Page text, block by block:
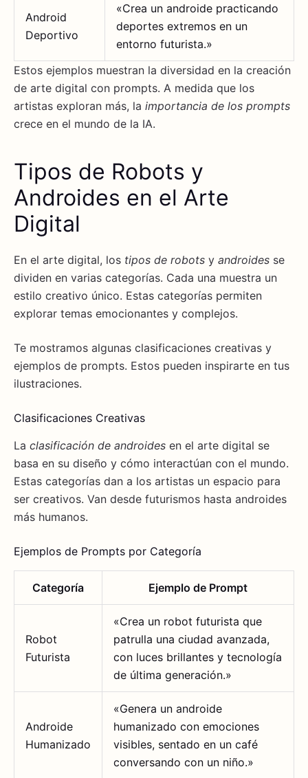
Android
Deportivo
«Crea un androide practicando
deportes extremos en un
entorno futurista.»
Estos ejemplos muestran la diversidad en la creación
de arte digital con prompts. A medida que los
artistas exploran más, la importancia de los prompts
crece en el mundo de la IA.
Tipos de Robots y
Androides en el Arte
Digital
En el arte digital, los tipos de robots y androides se
dividen en varias categorías. Cada una muestra un
estilo creativo único. Estas categorías permiten
explorar temas emocionantes y complejos.
Te mostramos algunas clasificaciones creativas y
ejemplos de prompts. Estos pueden inspirarte en tus
ilustraciones.
Clasificaciones Creativas
La clasificación de androides en el arte digital se
basa en su diseño y cómo interactúan con el mundo.
Estas categorías dan a los artistas un espacio para
ser creativos. Van desde futurismos hasta androides
más humanos.
Ejemplos de Prompts por Categoría
Categoría Ejemplo de Prompt
Robot
Futurista
«Crea un robot futurista que
patrulla una ciudad avanzada,
con luces brillantes y tecnología
de última generación.»
Androide
Humanizado
«Genera un androide
humanizado con emociones
visibles, sentado en un café
conversando con un niño.»